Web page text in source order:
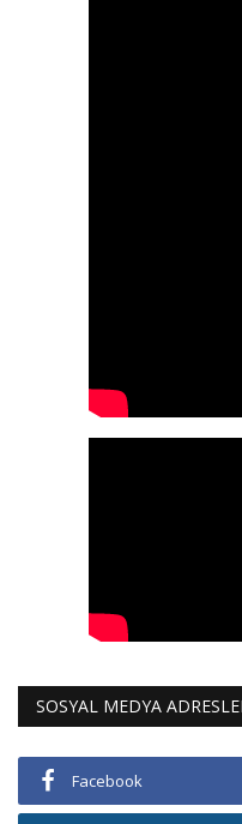
SOSYAL MEDYA
Facebook